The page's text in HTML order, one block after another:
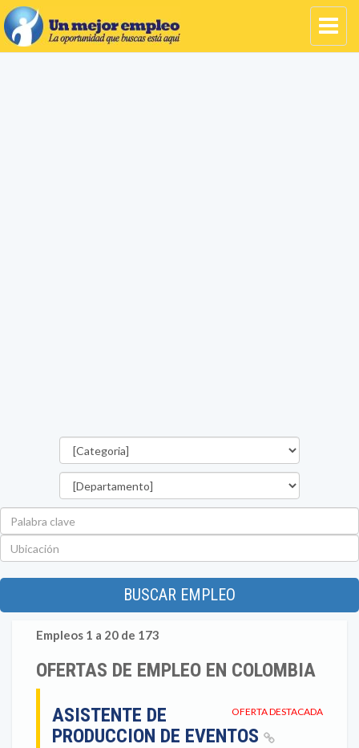
BUSCAR EMPLEO
Empleos 1 a 20 de 173
OFERTAS DE EMPLEO EN COLOMBIA
OFERTA DESTACADA
ASISTENTE DE
PRODUCCION DE EVENTOS